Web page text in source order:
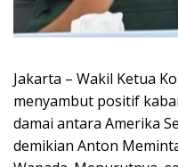
Jakarta – Wakil Ketua
menyambut positif
damai antara Amerika
demikian Anton